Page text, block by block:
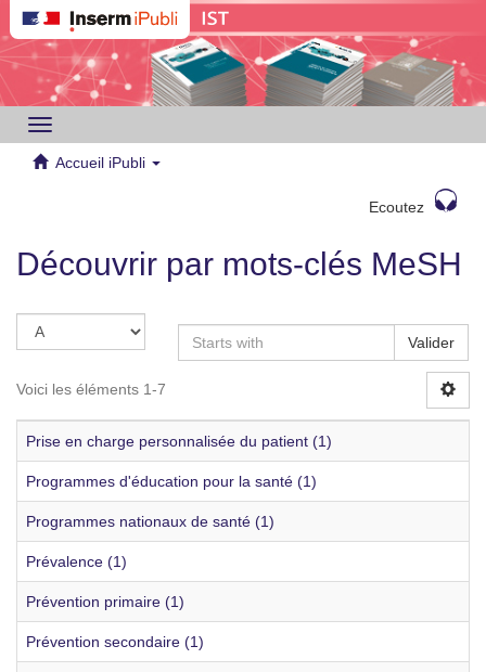
Toggle
navigation
Accueil iPubli
Ecoutez
Découvrir par mots-clés MeSH
Valider
Voici les éléments 1-7
Prise en charge personnalisée du patient (1)
Programmes d'éducation pour la santé (1)
Programmes nationaux de santé (1)
Prévalence (1)
Prévention primaire (1)
Prévention secondaire (1)